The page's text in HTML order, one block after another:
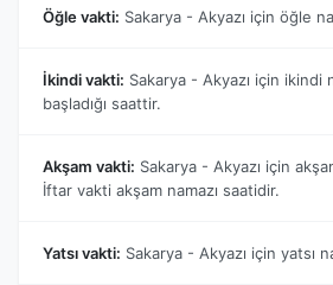
Öğle vakti: Sakarya - Akyazı için öğle
İkindi vakti: Sakarya - Akyazı için ikindi
başladığı saattir.
Akşam vakti: Sakarya - Akyazı için
İftar vakti akşam namazı saatidir.
Yatsı vakti: Sakarya - Akyazı için yatsı